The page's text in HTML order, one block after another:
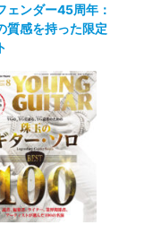
ェンダー45周年：
質感を持った限定